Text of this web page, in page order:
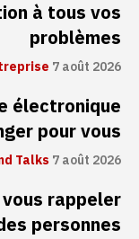
à tous vos
problèmes
7 août 2026
électronique
pour vous
Talks7 août 2026
rappeler
personnes